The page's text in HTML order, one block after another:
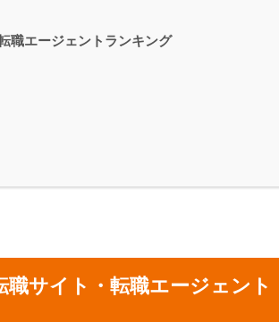
職エージェントランキング
サイト・転職エージェント